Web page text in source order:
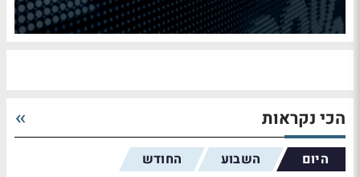
הכי נקראות
היום השבוע החודש